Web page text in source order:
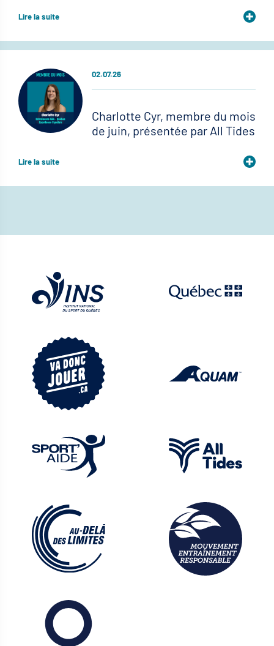
Lire la suite
02.07.26
Charlotte Cyr, membre du mois
de juin, présentée par All Tides
Lire la suite